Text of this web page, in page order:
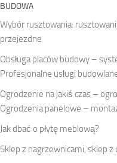
BUDOWA
Wybór rusztowania:
przejezdne
Obsługa placów budowy –
Profesjonalne usługi
Ogrodzenie na jakiś czas –
Ogrodzenia panelowe –
Jak dbać o płytę meblową?
Sklep z nagrzewnicami, sklep z